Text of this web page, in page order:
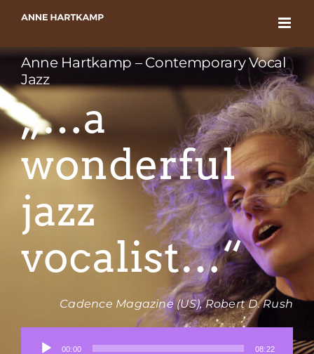
springen
Anne Hartkamp – Contemporary Vocal
Jazz
„…a
wonderful
jazz
vocalist…“
Cadence Magazine (US), Robert D. Rush
Audio-00:00 08:22